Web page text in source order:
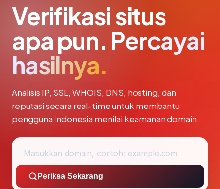
Verifikasi situs
apa pun. Percayai
hasilnya.
Analisis IP, SSL, WHOIS, DNS, hosting, dan
reputasi secara real-time untuk membantu
pengguna Indonesia menilai keamanan domain.
Periksa Sekarang